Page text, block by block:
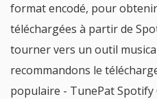
format encodé, pour
téléchargées à partir de
tourner vers un outil
recommandons le
populaire - TunePat Spotify